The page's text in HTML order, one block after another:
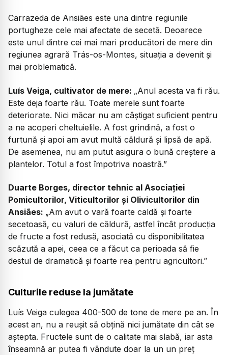
Carrazeda de Ansiães este una dintre regiunile
portugheze cele mai afectate de secetă. Deoarece
este unul dintre cei mai mari producători de mere din
regiunea agrară Trás-os-Montes, situația a devenit și
mai problematică.
Luís Veiga, cultivator de mere: „Anul acesta va fi rău.
Este deja foarte rău. Toate merele sunt foarte
deteriorate. Nici măcar nu am câștigat suficient pentru
a ne acoperi cheltuielile. A fost grindină, a fost o
furtună și apoi am avut multă căldură și lipsă de apă.
De asemenea, nu am putut asigura o bună creștere a
plantelor. Totul a fost împotriva noastră.”
Duarte Borges, director tehnic al Asociației
Pomicultorilor, Viticultorilor și Olivicultorilor din
Ansiães: „Am avut o vară foarte caldă și foarte
secetoasă, cu valuri de căldură, astfel încât producția
de fructe a fost redusă, asociată cu disponibilitatea
scăzută a apei, ceea ce a făcut ca perioada să fie
destul de dramatică și foarte rea pentru agricultori.”
Culturile reduse la jumătate
Luís Veiga culegea 400-500 de tone de mere pe an. În
acest an, nu a reușit să obțină nici jumătate din cât se
aștepta. Fructele sunt de o calitate mai slabă, iar asta
înseamnă ar putea fi vândute doar la un un preț